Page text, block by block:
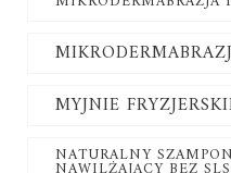
MYJNIE
NATURALNY